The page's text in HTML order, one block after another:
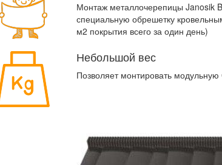
Монтаж металлочерепицы Janosik
специальную обрешетку
м2 покрытия всего за один день)
Небольшой вес
Позволяет монтировать модульную